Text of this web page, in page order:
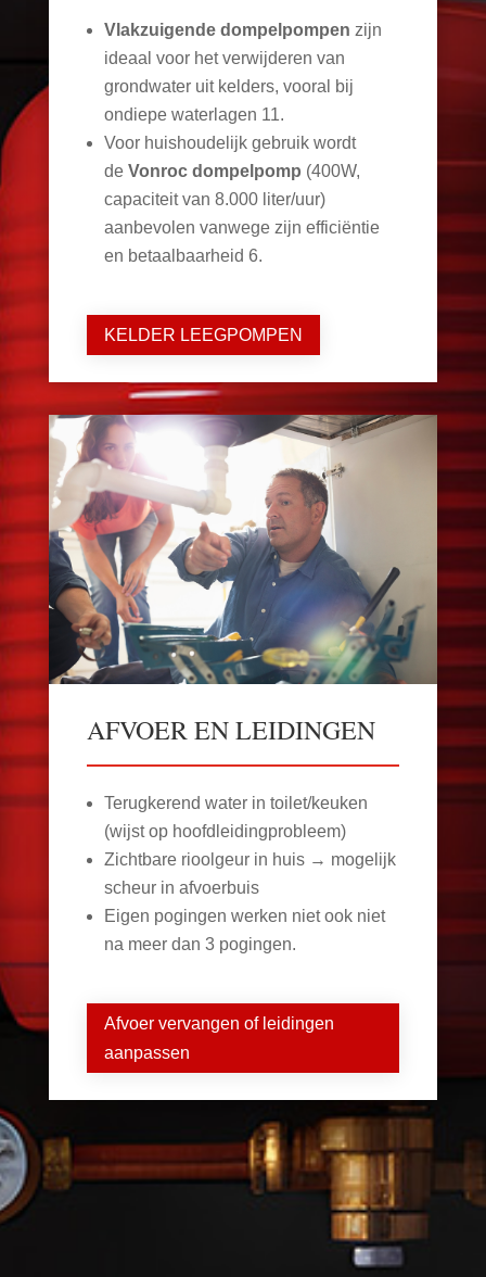
Vlakzuigende dompelpompen zijn
ideaal voor het verwijderen van
grondwater uit kelders, vooral bij
ondiepe waterlagen 11.
Voor huishoudelijk gebruik wordt
de Vonroc dompelpomp (400W,
capaciteit van 8.000 liter/uur)
aanbevolen vanwege zijn efficiëntie
en betaalbaarheid 6.
KELDER LEEGPOMPEN
AFVOER EN LEIDINGEN
Terugkerend water in toilet/keuken
(wijst op hoofdleidingprobleem)
Zichtbare rioolgeur in huis → mogelijk
scheur in afvoerbuis
Eigen pogingen werken niet ook niet
na meer dan 3 pogingen.
Afvoer vervangen of leidingen
aanpassen